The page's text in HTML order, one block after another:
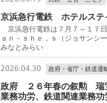
京浜急行電鉄 ホテルステ
京浜急行電鉄は７月７～１７
ａｎ－ｓｈｅ，ｓ（ジョサンシ
みなとみらい
2026.04.30 政府・省庁・鉄道運
政府 ２６年春の叙勲 瑞
業務功労、鉄道関連業務